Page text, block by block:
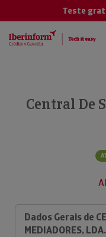
Teste
Central De
Dados Gerais de
MEDIADORES, LDA.